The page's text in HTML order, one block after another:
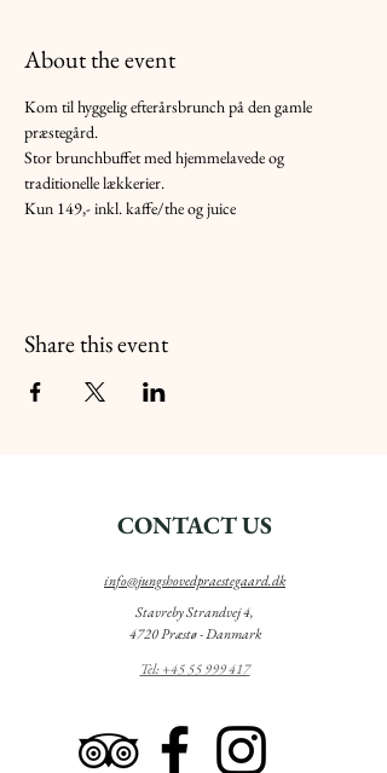
About the event
Kom til hyggelig efterårsbrunch på den gamle
Stor brunchbuffet med hjemmelavede og
Kun 149,- inkl. kaffe/the og juice
Share this event
CONTACT US
info@jungshovedpraestegaard.dk
Stavreby Strandvej 4,
4720 Præstø - Danmark
Tel: +45 55 999 417